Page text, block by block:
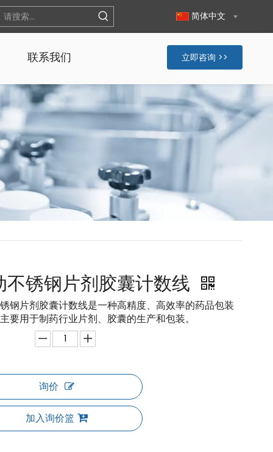
简体中文
联系我们 立即咨询 >>
不锈钢片剂胶囊计数线
钢片剂胶囊计数线是一种高精度、高效率的药品包装
要用于制药行业片剂、胶囊的生产和包装。
询价
加入询价篮